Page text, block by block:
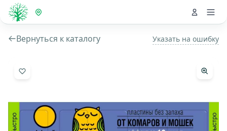
Вернуться к каталогу Указать на ошибку